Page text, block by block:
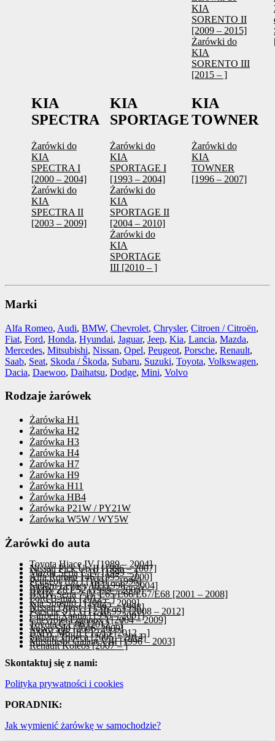
KIA
SORENTO II
[2009 – 2015]
Żarówki do
KIA
SORENTO III
[2015 – ]
KIA
SPECTRA
Żarówki do
KIA
SPECTRA I
[2000 – 2004]
Żarówki do
KIA
SPECTRA II
[2003 – 2009]
KIA
SPORTAGE
Żarówki do
KIA
SPORTAGE I
[1993 – 2004]
Żarówki do
KIA
SPORTAGE II
[2004 – 2010]
Żarówki do
KIA
SPORTAGE
III [2010 – ]
KIA
TOWNER
Żarówki do
KIA
TOWNER
[1996 – 2007]
Marki
Alfa Romeo, Audi, BMW, Chevrolet, Chrysler, Citroen / Citroën,
Fiat, Ford, Honda, Hyundai, Jaguar, Jeep, Kia, Lancia, Mazda,
Mercedes, Mitsubishi, Nissan, Opel, Peugeot, Porsche, Renault,
Saab, Seat, Skoda / Škoda, Subaru, Suzuki, Toyota, Volkswagen,
Dacia, Daewoo, Daihatsu, Dodge, Mini, Volvo
Rodzaje żarówek
Żarówka H1
Żarówka H2
Żarówka H3
Żarówka H4
Żarówka H7
Żarówka H9
Żarówka H11
Żarówka HB4
Żarówka P21W / PY21W
Żarówka W5W / WY5W
Żarówki do auta
Toyota Hiace IV [1989 – 2004]
Nissan Pick Up II [1996 – 2007]
Mazda Seria E IV [1999 – ]
Alfa Romeo 146 [1995 – 2000]
Peugeot 106 I [1991 – 1996]
Subaru Legacy III [1998 – 2004]
BMW Z8 E52 [1999 – 2003]
BMW Seria 7 IV E65/E66/E67/E68 [2001 – 2008]
Ford B-max [2012 – ]
Kia Sorento I [2002 – 2009]
Nissan Quest I [1992 – 1998]
Porsche 911 GT2 III 997 [2008 – 2012]
Citroen Xantia [1993 – 2001]
Chevrolet Equinox I [2004 – 2009]
Toyota GT 86 [2012 – ]
Volvo S80 [2006–2009]
BMW M6 III F12/13 [2012 – ]
Subaru Tribeca [2005 – 2014]
Mitsubishi Galant VIII [1996 – 2003]
Renault Koleos [2007 – ]
Skontaktuj się z nami:
Polityka prywatności i cookies
PORADNIK:
Jak wymienić żarówkę w samochodzie?